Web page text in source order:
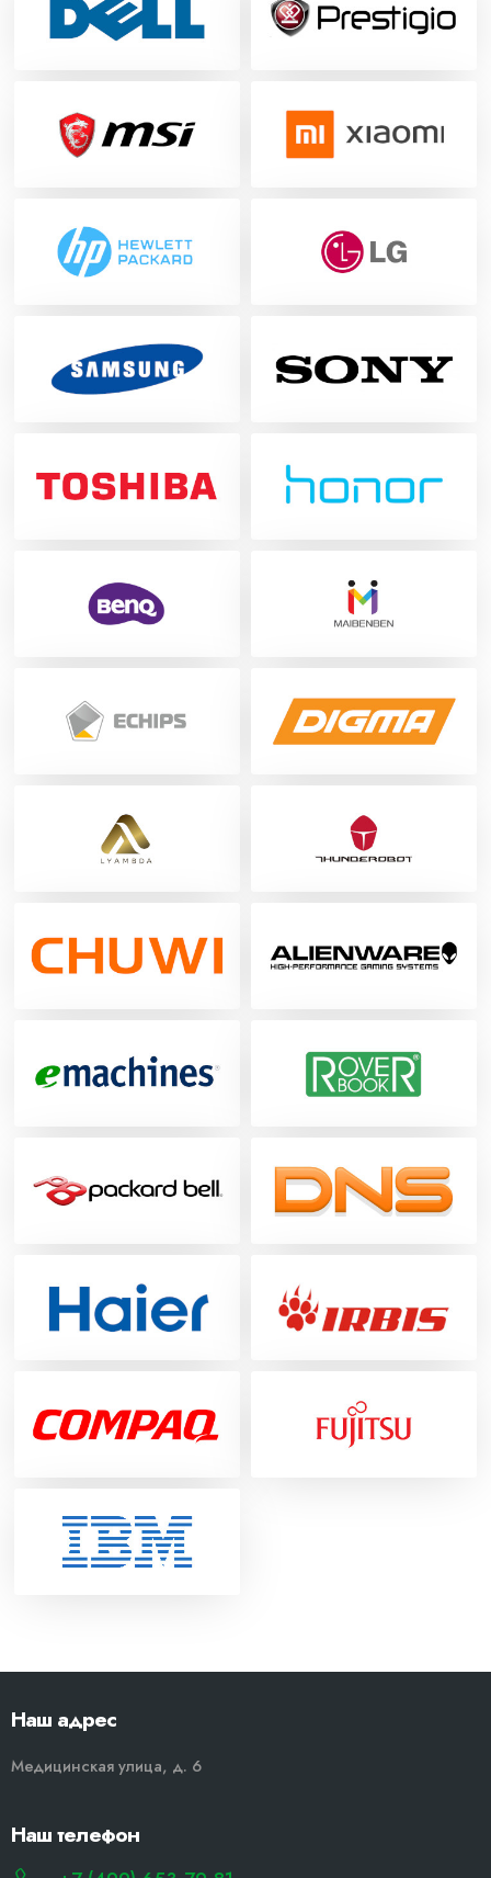
Наш адрес
Медицинская улица, д. 6
Наш телефон